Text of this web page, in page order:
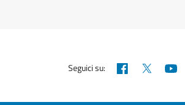
Seguici su: Facebook